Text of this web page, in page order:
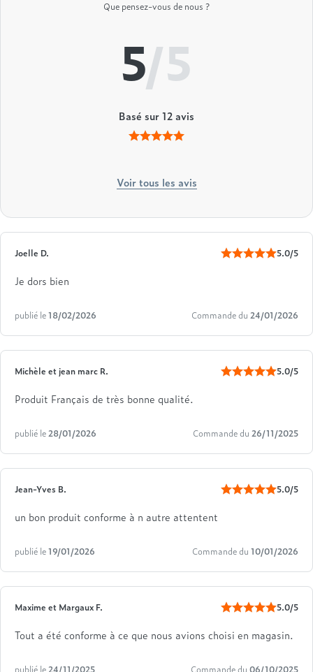
Que pensez-vous de nous ?
5/5
Basé sur12avis
Voir tous les avis
Joelle D. 5.0/5
Je dors bien
publié le18/02/2026 Commande du 24/01/2026
Michèle et jean marc R. 5.0/5
Produit Français de très bonne qualité.
publié le28/01/2026 Commande du 26/11/2025
Jean-Yves B. 5.0/5
un bon produit conforme à n autre attentent
publié le19/01/2026 Commande du 10/01/2026
Maxime et Margaux F. 5.0/5
Tout a été conforme à ce que nous avions choisi en magasin.
publié le 24/11/2025 Commande du 06/10/2025